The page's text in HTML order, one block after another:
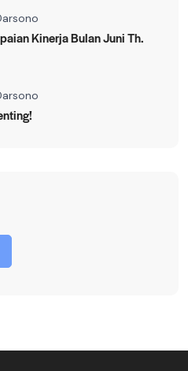
Kinerja Bulan Juni Th.